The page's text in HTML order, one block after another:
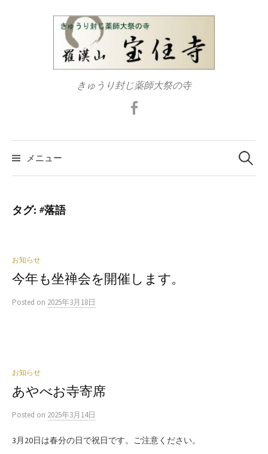
プ
きゅうり封じ薬師大祭の寺
メニュー
検
索:
タグ:#落語
お知らせ
今年も坐禅会を開催します。
Posted on 2025年3月18日
お知らせ
あやべお寺寄席
Posted on 2025年3月14日
3月20日は春分の日で祝日です。ご注意ください。